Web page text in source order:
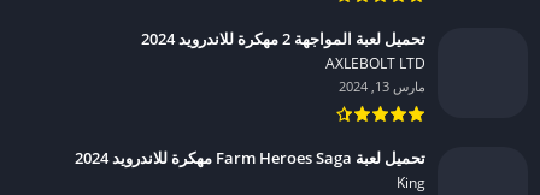
تحميل لعبة المواجهة 2 مهكرة للاندرويد 2024
AXLEBOLT LTD‏
مارس 13, 2024
تحميل لعبة Farm Heroes Saga مهكرة للاندرويد 2024
King‏